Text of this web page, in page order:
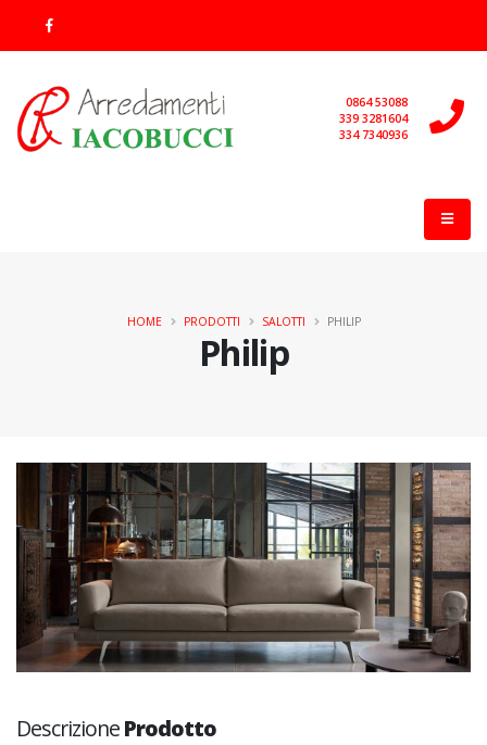
0864 53088
339 3281604
334 7340936
Philip
HOME PRODOTTI SALOTTI PHILIP
DescrizioneProdotto